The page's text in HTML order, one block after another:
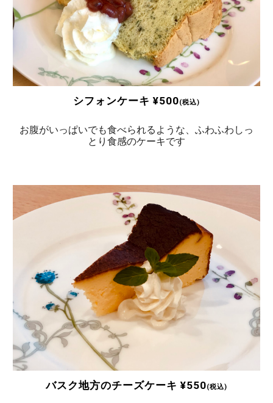
シフォンケーキ ¥500(税込)
お腹がいっぱいでも食べられるような、ふわふわしっ
とり食感のケーキです
バスク地方のチーズケーキ ¥550(税込)